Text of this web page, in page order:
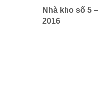
Nhà kho số 5
2016